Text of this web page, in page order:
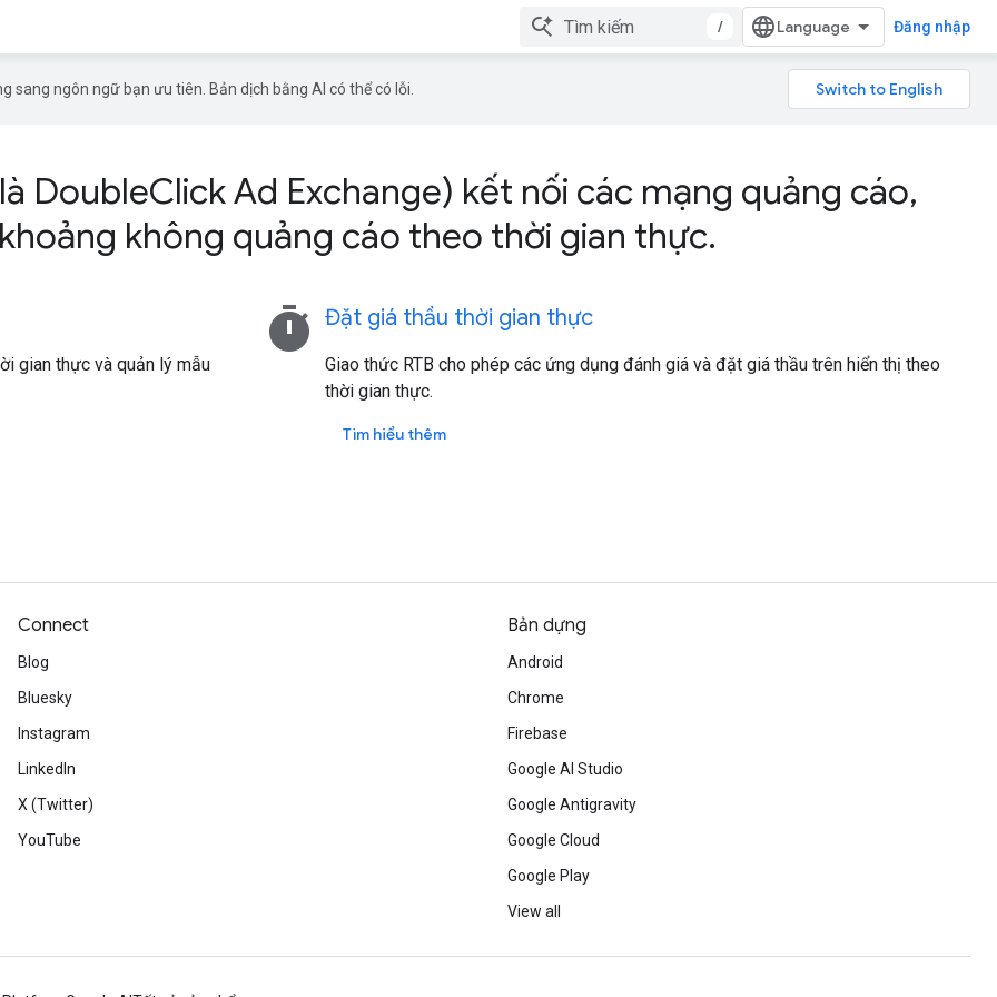
/ Đăng nhập
sang ngôn ngữ bạn ưu tiên. Bản dịch bằng AI có thể có lỗi.
DoubleClick Ad Exchange) kết nối các mạng quảng cáo,
không quảng cáo theo thời gian thực.
gian thực và quản lý mẫu
timer Đặt giá thầu thời gian thực
Giao thức RTB cho phép các ứng dụng đánh giá và đặt giá thầu trên hiển thị theo
thời gian thực.
Tìm hiểu thêm
Connect
Blog
Bluesky
Instagram
LinkedIn
X (Twitter)
YouTube
Bản dựng
Android
Chrome
Firebase
Google AI Studio
Google Antigravity
Google Cloud
Google Play
View all